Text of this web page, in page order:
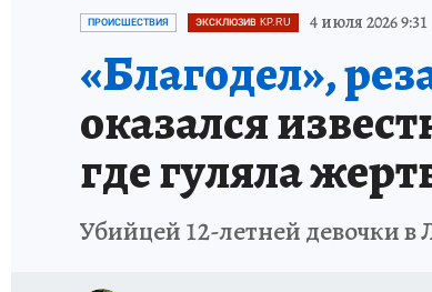
ПЕТЕРБУРГСКАЯ СТРОЙКА
ПРОИСШЕСТВИЯ ЭКСКЛЮЗИВ KP.RU 4 июля 2026 9:31
«Благодел»,
оказался
где гуляла
Убийцей 12-летней девочки